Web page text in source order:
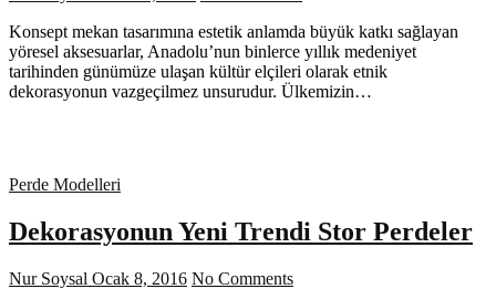
Konsept mekan tasarımına estetik anlamda büyük katkı sağlayan
yöresel aksesuarlar, Anadolu’nun binlerce yıllık medeniyet
tarihinden günümüze ulaşan kültür elçileri olarak etnik
dekorasyonun vazgeçilmez unsurudur. Ülkemizin…
Perde Modelleri
Dekorasyonun Yeni Trendi Stor Perdeler
Nur Soysal Ocak 8, 2016 No Comments